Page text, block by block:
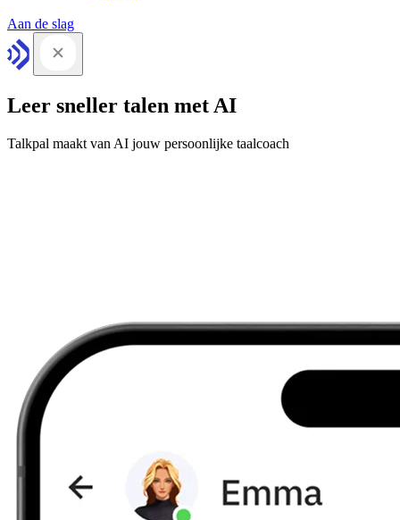
Aan de slag
Leer sneller talen met AI
Talkpal maakt van AI jouw persoonlijke taalcoach